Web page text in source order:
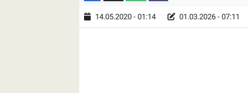
14.05.2020 - 01:14 01.03.2026 - 07:11